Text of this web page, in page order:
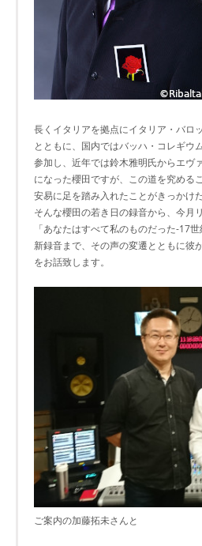
長くイタリアを拠点にイタリア・バロ
とともに、国内ではバッハ・コレギウ
参加し、近年では鈴木雅明氏からエヴ
になった櫻田ですが、この道を究める
安易に足を踏み入れたことがきっかけだ
そんな櫻田の若き日の録音から、今月
「あなたはすべて私のものだった-17
新録音まで、その声の変遷とともに彼
をお話致します。
ご案内の加藤拓未さんと